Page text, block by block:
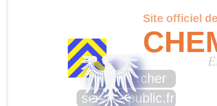
Site officiel
rechercher
service-public.fr